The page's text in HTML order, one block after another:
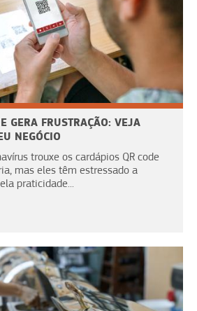
GERA FRUSTRAÇÃO: VEJA
NEGÓCIO
trouxe os cardápios QR code
mas eles têm estressado a
praticidade...